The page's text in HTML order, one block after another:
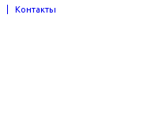
Контакты